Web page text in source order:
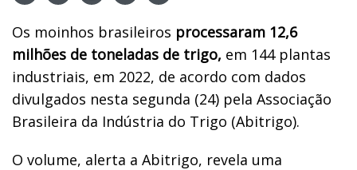
Os moinhos brasileiros processaram 12,6
milhões de toneladas de trigo, em 144 plantas
industriais, em 2022, de acordo com dados
divulgados nesta segunda (24) pela Associação
Brasileira da Indústria do Trigo (Abitrigo).
O volume, alerta a Abitrigo, revela uma